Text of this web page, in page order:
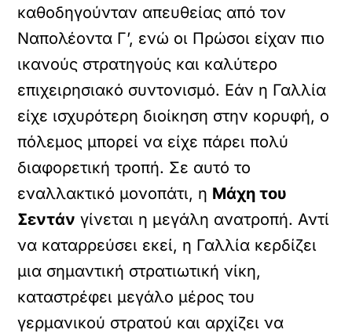
καθοδηγούνταν απευθείας από τον
Ναπολέοντα Γ’, ενώ οι Πρώσοι είχαν πιο
ικανούς στρατηγούς και καλύτερο
επιχειρησιακό συντονισμό. Εάν η Γαλλία
είχε ισχυρότερη διοίκηση στην κορυφή, ο
πόλεμος μπορεί να είχε πάρει πολύ
διαφορετική τροπή. Σε αυτό το
εναλλακτικό μονοπάτι, η Μάχη του
Σεντάν γίνεται η μεγάλη ανατροπή. Αντί
να καταρρεύσει εκεί, η Γαλλία κερδίζει
μια σημαντική στρατιωτική νίκη,
καταστρέφει μεγάλο μέρος του
γερμανικού στρατού και αρχίζει να